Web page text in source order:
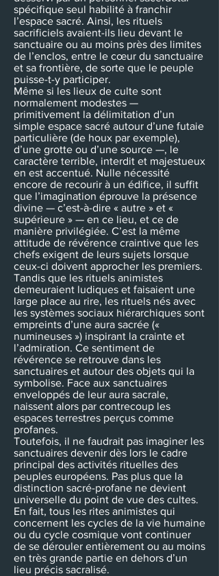
spécifique seul habilité à franchir
l’espace sacré. Ainsi, les rituels
sacrificiels avaient-ils lieu devant le
sanctuaire ou au moins près des limites
de l’enclos, entre le cœur du sanctuaire
et sa frontière, de sorte que le peuple
puisse-t-y participer.
Même si les lieux de culte sont
normalement modestes —
primitivement la délimitation d’un
simple espace sacré autour d’une futaie
particulière (de houx par exemple),
d’une grotte ou d’une source —, le
caractère terrible, interdit et majestueux
en est accentué. Nulle nécessité
encore de recourir à un édifice, il suffit
que l’imagination éprouve la présence
divine — c’est-à-dire « autre » et «
supérieure » — en ce lieu, et ce de
manière privilégiée. C’est la même
attitude de révérence craintive que les
chefs exigent de leurs sujets lorsque
ceux-ci doivent approcher les premiers.
Tandis que les rituels animistes
demeuraient ludiques et faisaient une
large place au rire, les rituels nés avec
les systèmes sociaux hiérarchiques sont
empreints d’une aura sacrée («
numineuses ») inspirant la crainte et
l’admiration. Ce sentiment de
révérence se retrouve dans les
sanctuaires et autour des objets qui la
symbolise. Face aux sanctuaires
enveloppés de leur aura sacrale,
naissent alors par contrecoup les
espaces terrestres perçus comme
profanes.
Toutefois, il ne faudrait pas imaginer les
sanctuaires devenir dès lors le cadre
principal des activités rituelles des
peuples européens. Pas plus que la
distinction sacré-profane ne devient
universelle du point de vue des cultes.
En fait, tous les rites animistes qui
concernent les cycles de la vie humaine
ou du cycle cosmique vont continuer
de se dérouler entièrement ou au moins
en très grande partie en dehors d’un
lieu précis sacralisé.